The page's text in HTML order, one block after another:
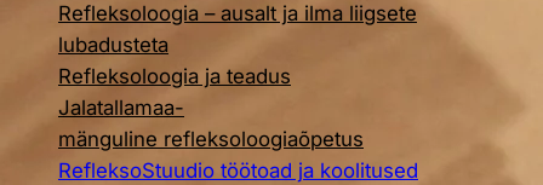
Refleksoloogia – ausalt ja ilma liigsete
lubadusteta
Refleksoloogia ja teadus
Jalatallamaa-
mänguline refleksoloogiaõpetus
RefleksoStuudio töötoad ja koolitused